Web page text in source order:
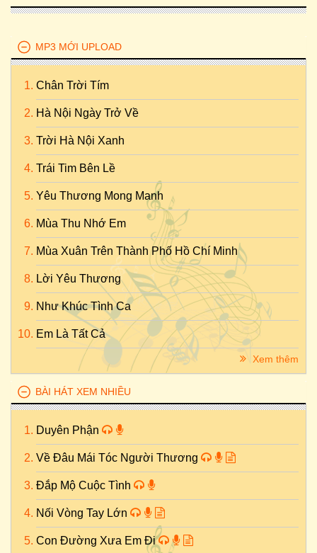
MP3 MỚI UPLOAD
Chân Trời Tím
Hà Nội Ngày Trở Về
Trời Hà Nội Xanh
Trái Tim Bên Lề
Yêu Thương Mong Manh
Mùa Thu Nhớ Em
Mùa Xuân Trên Thành Phố Hồ Chí Minh
Lời Yêu Thương
Như Khúc Tình Ca
Em Là Tất Cả
Xem thêm
BÀI HÁT XEM NHIỀU
Duyên Phận
Về Đâu Mái Tóc Người Thương
Đắp Mộ Cuộc Tình
Nối Vòng Tay Lớn
Con Đường Xưa Em Đi